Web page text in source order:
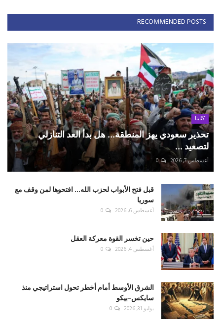
RECOMMENDED POSTS
كتّابنا
تحذير سعودي يهز المنطقة... هل بدأ العد التنازلي
لتصعيد ...
أغسطس 7, 2026 0
قبل فتح الأبواب لحزب الله... افتحوها لمن وقف مع
سوريا
أغسطس 6, 2026 0
حين تخسر القوة معركة العقل
أغسطس 4, 2026 0
الشرق الأوسط أمام أخطر تحول استراتيجي منذ
سايكس–بيكو
يوليو 31, 2026 0